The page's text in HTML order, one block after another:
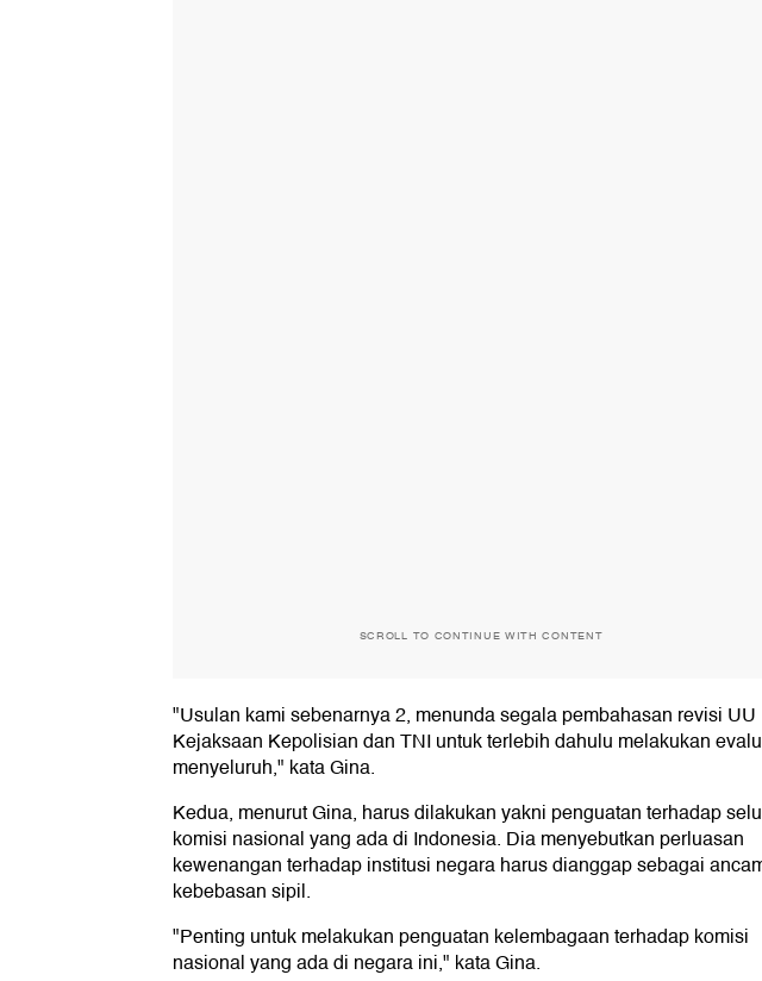
SCROLL TO CONTINUE WITH CONTENT
"Usulan kami sebenarnya 2, menunda segala pembahasan revisi UU
Kejaksaan Kepolisian dan TNI untuk terlebih dahulu melakukan
menyeluruh," kata Gina.
Kedua, menurut Gina, harus dilakukan yakni penguatan terhadap
komisi nasional yang ada di Indonesia. Dia menyebutkan perluasan
kewenangan terhadap institusi negara harus dianggap sebagai
kebebasan sipil.
"Penting untuk melakukan penguatan kelembagaan terhadap komisi
nasional yang ada di negara ini," kata Gina.